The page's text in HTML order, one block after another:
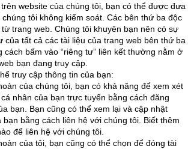
website của chúng tôi, bạn có thể được đưa
tôi không kiếm soát. Các bên thứ ba độc
trang web. Chúng tôi khuyên bạn nên có sự
của tất cả các tài liệu của trang web bên thứ ba
cách bấm vào “riêng tư” liên kết thường nằm ở
bạn đang truy cập.
truy cập thông tin của bạn:
của chúng tôi, bạn có khả năng để xem xét
nhân của bạn trực tuyến bằng cách đăng
bạn. Bạn cũng có thể xem lại và cập nhật
bằng cách liên hệ với chúng tôi. Biết thêm
để liên hệ với chúng tôi.
của tôi, bạn cũng có thể chọn để đóng tài